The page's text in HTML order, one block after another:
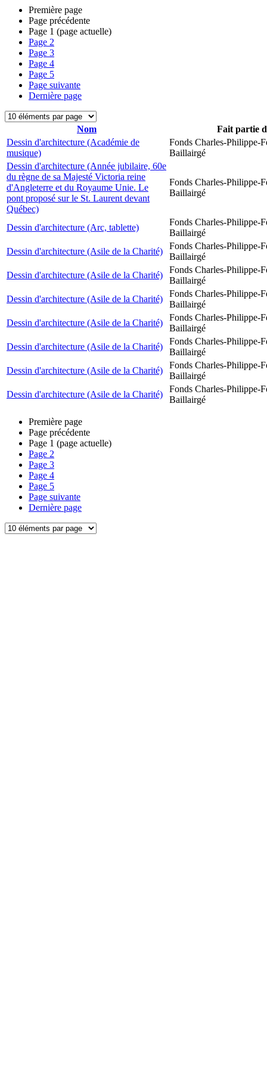
Première page
Page précédente
Page 1 (page actuelle)
Page 2
Page 3
Page 4
Page 5
Page suivante
Dernière page
Nom
Fait partie
Dessin d'architecture (Académie de
musique)
Fonds Charles-Philippe-
Baillairgé
Dessin d'architecture (Année jubilaire, 60e
du règne de sa Majesté Victoria reine
d'Angleterre et du Royaume Unie. Le
pont proposé sur le St. Laurent devant
Québec)
Fonds Charles-Philippe-
Baillairgé
Dessin d'architecture (Arc, tablette)
Fonds Charles-Philippe-
Baillairgé
Dessin d'architecture (Asile de la Charité)
Fonds Charles-Philippe-
Baillairgé
Dessin d'architecture (Asile de la Charité)
Fonds Charles-Philippe-
Baillairgé
Dessin d'architecture (Asile de la Charité)
Fonds Charles-Philippe-
Baillairgé
Dessin d'architecture (Asile de la Charité)
Fonds Charles-Philippe-
Baillairgé
Dessin d'architecture (Asile de la Charité)
Fonds Charles-Philippe-
Baillairgé
Dessin d'architecture (Asile de la Charité)
Fonds Charles-Philippe-
Baillairgé
Dessin d'architecture (Asile de la Charité)
Fonds Charles-Philippe-
Baillairgé
Première page
Page précédente
Page 1 (page actuelle)
Page 2
Page 3
Page 4
Page 5
Page suivante
Dernière page